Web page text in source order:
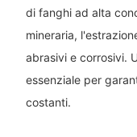
di fanghi ad alta
mineraria,
abrasivi e corrosivi.
essenziale per
costanti.